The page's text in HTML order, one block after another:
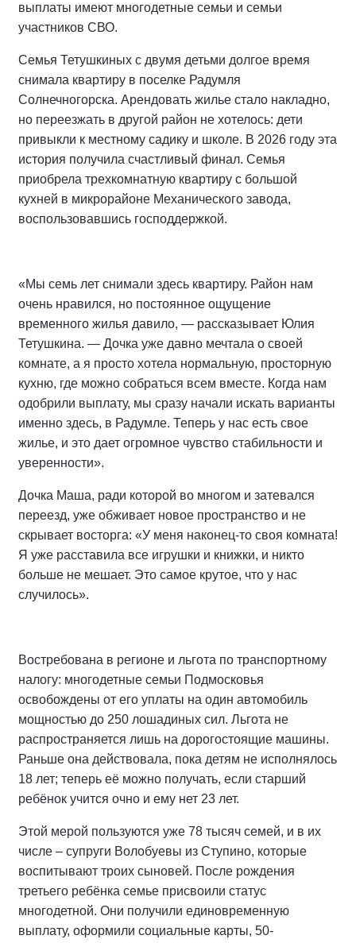
выплаты имеют многодетные семьи и семьи
участников СВО.
Семья Тетушкиных с двумя детьми долгое время
снимала квартиру в поселке Радумля
Солнечногорска. Арендовать жилье стало накладно,
но переезжать в другой район не хотелось: дети
привыкли к местному садику и школе. В 2026 году эта
история получила счастливый финал. Семья
приобрела трехкомнатную квартиру с большой
кухней в микрорайоне Механического завода,
воспользовавшись господдержкой.
«Мы семь лет снимали здесь квартиру. Район нам
очень нравился, но постоянное ощущение
временного жилья давило, — рассказывает Юлия
Тетушкина. — Дочка уже давно мечтала о своей
комнате, а я просто хотела нормальную, просторную
кухню, где можно собраться всем вместе. Когда нам
одобрили выплату, мы сразу начали искать варианты
именно здесь, в Радумле. Теперь у нас есть свое
жилье, и это дает огромное чувство стабильности и
уверенности».
Дочка Маша, ради которой во многом и затевался
переезд, уже обживает новое пространство и не
скрывает восторга: «У меня наконец-то своя комната!
Я уже расставила все игрушки и книжки, и никто
больше не мешает. Это самое крутое, что у нас
случилось».
Востребована в регионе и льгота по транспортному
налогу: многодетные семьи Подмосковья
освобождены от его уплаты на один автомобиль
мощностью до 250 лошадиных сил. Льгота не
распространяется лишь на дорогостоящие машины.
Раньше она действовала, пока детям не исполнялось
18 лет; теперь её можно получать, если старший
ребёнок учится очно и ему нет 23 лет.
Этой мерой пользуются уже 78 тысяч семей, и в их
числе – супруги Волобуевы из Ступино, которые
воспитывают троих сыновей. После рождения
третьего ребёнка семье присвоили статус
многодетной. Они получили единовременную
выплату, оформили социальные карты, 50-